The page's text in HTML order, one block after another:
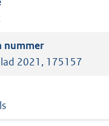
2021, 175157